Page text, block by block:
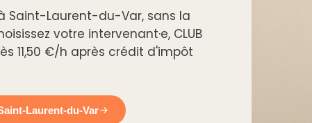
Saint-Laurent-du-Var, sans la
votre intervenant·e, CLUB
11,50 €/h après crédit d'impôt
Laurent-du-Var